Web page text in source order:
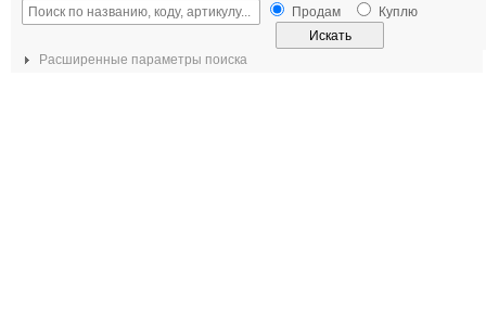
Продам Куплю
Расширенные параметры поиска